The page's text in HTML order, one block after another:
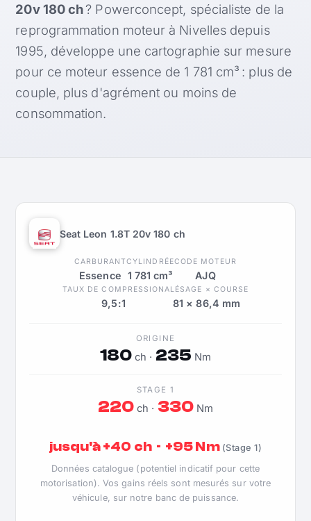
20v 180 ch? Powerconcept, spécialiste de la
reprogrammation moteur à Nivelles depuis
1995, développe une cartographie sur mesure
pour ce moteur essence de 1 781 cm³ : plus de
couple, plus d'agrément ou moins de
consommation.
Seat Leon 1.8T 20v 180 ch
CARBURANT
Essence
CYLINDRÉE
1 781 cm³
CODE MOTEUR
AJQ
TAUX DE COMPRESSION
9,5:1
ALÉSAGE × COURSE
81 × 86,4 mm
ORIGINE
180 ch · 235 Nm
STAGE 1
220 ch · 330Nm
jusqu'à +40 ch · +95 Nm (Stage 1)
Données catalogue (potentiel indicatif pour cette
motorisation). Vos gains réels sont mesurés sur votre
véhicule, sur notre banc de puissance.